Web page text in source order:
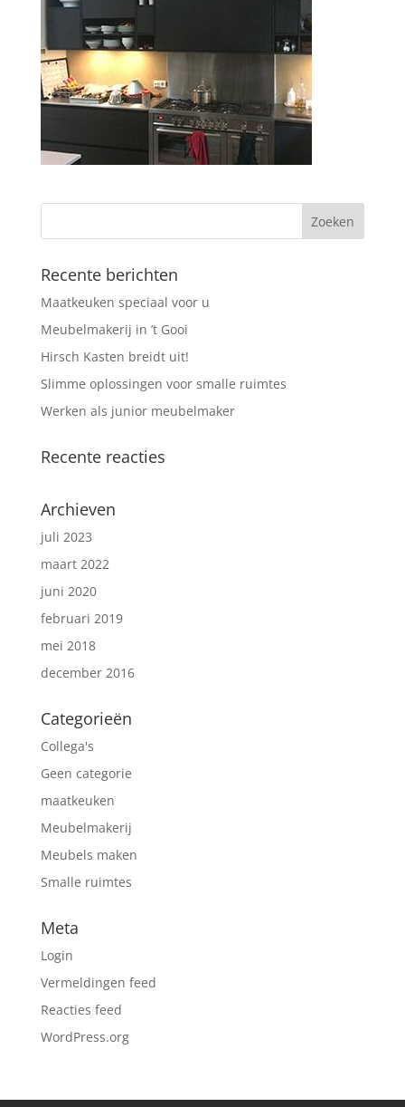
Recente berichten
Maatkeuken speciaal voor u
Meubelmakerij in ’t Gooi
Hirsch Kasten breidt uit!
Slimme oplossingen voor smalle ruimtes
Werken als junior meubelmaker
Recente reacties
Archieven
juli 2023
maart 2022
juni 2020
februari 2019
mei 2018
december 2016
Categorieën
Collega's
Geen categorie
maatkeuken
Meubelmakerij
Meubels maken
Smalle ruimtes
Meta
Login
Vermeldingen feed
Reacties feed
WordPress.org